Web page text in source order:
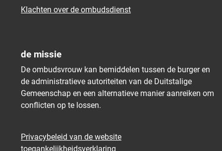
Klachten over de ombudsdienst
de missie
De ombudsvrouw kan bemiddelen tussen de burger en
de administratieve autoriteiten van de Duitstalige
Gemeenschap en een alternatieve manier aanreiken om
conflicten op te lossen.
Privacybeleid van de website
toegankelijkheidsverklaring